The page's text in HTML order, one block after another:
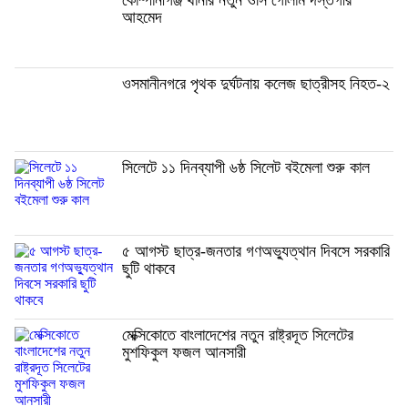
আহমেদ
ওসমানীনগরে পৃথক দুর্ঘটনায় কলেজ ছাত্রীসহ নিহত-২
সিলেটে ১১ দিনব্যাপী ৬ষ্ঠ সিলেট বইমেলা শুরু কাল
৫ আগস্ট ছাত্র-জনতার গণঅভ্যুত্থান দিবসে সরকারি
ছুটি থাকবে
মেক্সিকোতে বাংলাদেশের নতুন রাষ্ট্রদূত সিলেটের
মুশফিকুল ফজল আনসারী